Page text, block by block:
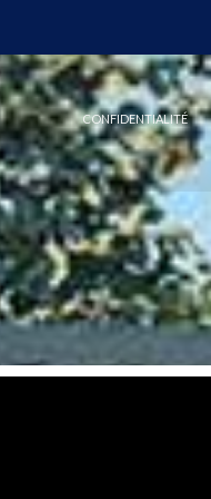
CONFIDENTIALITÉ